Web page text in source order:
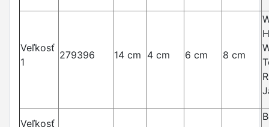
Veľkosť
1
279396 14 cm 4 cm 6 cm 8 cm
Veľkosť